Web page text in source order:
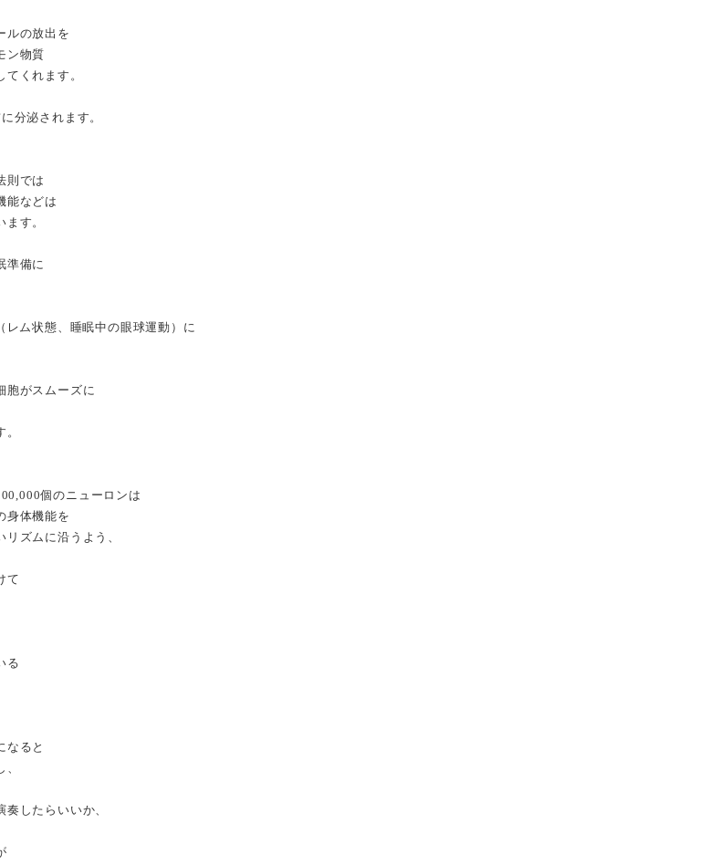
ルの放出を
ン物質
くれます。
分泌されます。
則では
能などは
す。
準備に
レム状態、睡眠中の眼球運動）に
胞がスムーズに
個のニューロンは
身体機能を
ズムに沿うよう、
て
る
なると
したらいいか、